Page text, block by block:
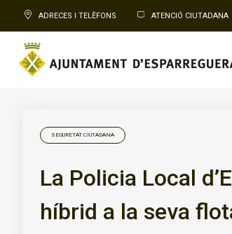
ADRECES I TELÈFONS ATENCIÓ CIUTADANA
SEGURETAT CIUTADANA
La Policia Local
híbrid a la seva